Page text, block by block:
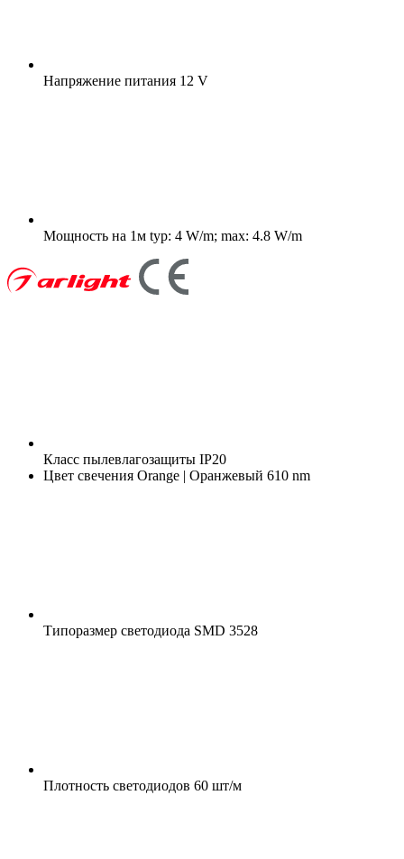
Напряжение питания 12 V
Мощность на 1м typ: 4 W/m; max: 4.8 W/m
Класс пылевлагозащиты IP20
Цвет свечения Orange | Оранжевый 610 nm
Типоразмер светодиода SMD 3528
Плотность светодиодов 60 шт/м